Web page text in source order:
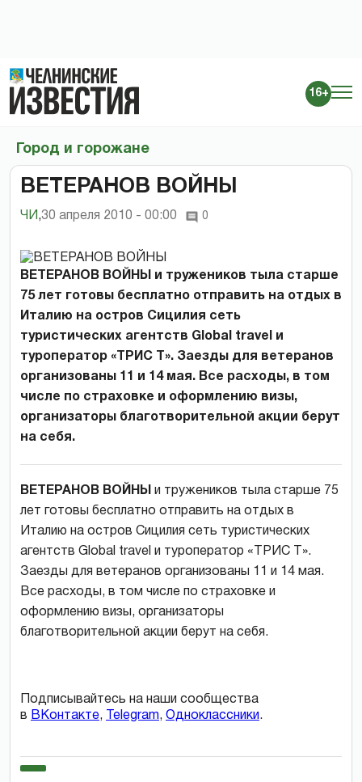
16+
Город и горожане
ВЕТЕРАНОВ ВОЙНЫ
ЧИ ,30 апреля 2010 - 00:00 0
ВЕТЕРАНОВ ВОЙНЫ и тружеников тыла старше
75 лет готовы бесплатно отправить на отдых в
Италию на остров Сицилия сеть
туристических агентств Global travel и
туроператор «ТРИС Т». Заезды для ветеранов
организованы 11 и 14 мая. Все расходы, в том
числе по страховке и оформлению визы,
организаторы благотворительной акции берут
на себя.
ВЕТЕРАНОВ ВОЙНЫ и тружеников тыла старше 75
лет готовы бесплатно отправить на отдых в
Италию на остров Сицилия сеть туристических
агентств Global travel и туроператор «ТРИС Т».
Заезды для ветеранов организованы 11 и 14 мая.
Все расходы, в том числе по страховке и
оформлению визы, организаторы
благотворительной акции берут на себя.
Подписывайтесь на наши сообщества
в ВКонтакте, Telegram, Одноклассники.